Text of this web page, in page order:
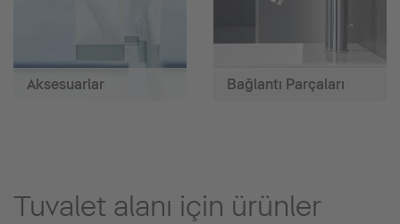
Aksesuarlar Bağlantı Parçaları
Tuvalet alanı için ürünler